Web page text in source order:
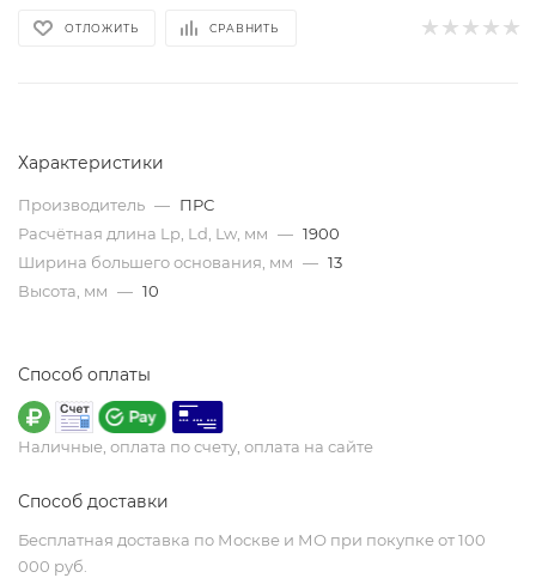
ОТЛОЖИТЬ СРАВНИТЬ
Характеристики
Производитель — ПРС
Расчётная длина Lp, Ld, Lw, мм — 1900
Ширина большего основания, мм — 13
Высота, мм — 10
Способ оплаты
Наличные, оплата по счету, оплата на сайте
Способ доставки
Бесплатная доставка по Москве и МО при покупке от 100
000 руб.